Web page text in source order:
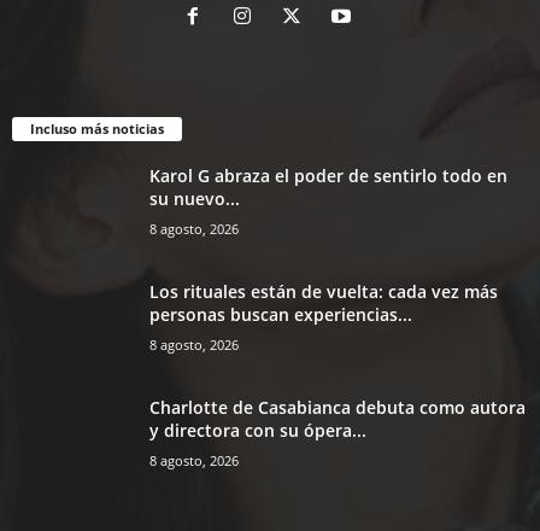
Incluso más noticias
Karol G abraza el poder de sentirlo todo en
su nuevo...
8 agosto, 2026
Los rituales están de vuelta: cada vez más
personas buscan experiencias...
8 agosto, 2026
Charlotte de Casabianca debuta como autora
y directora con su ópera...
8 agosto, 2026